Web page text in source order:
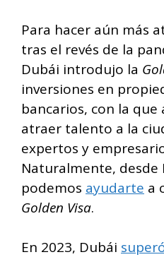
Para hacer aún más
tras el revés de la
Dubái introdujo la
inversiones en
bancarios, con la
atraer talento a la
expertos y
Naturalmente,
podemos ayudarte a
Golden Visa.
En 2023, Dubái